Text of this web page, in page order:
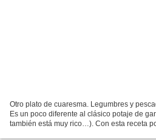
Otro plato de cuaresma. Legumbres y
Es un poco diferente al clásico potaje de
también está muy rico…). Con esta receta